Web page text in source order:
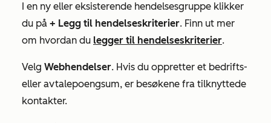
I en ny eller eksisterende hendelsesgruppe klikker
du på + Legg til hendelseskriterier. Finn ut mer
om hvordan du legger til hendelseskriterier.
Velg Webhendelser. Hvis du oppretter et bedrifts-
eller avtalepoengsum, er besøkene fra tilknyttede
kontakter.